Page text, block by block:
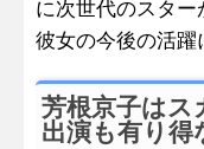
に次世代のスター
彼女の今後の活躍
芳根京子はス
出演も有り得